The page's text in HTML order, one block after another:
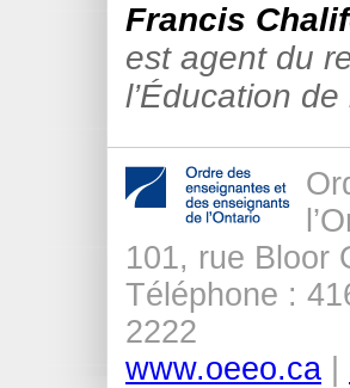
Francis
est agent du
l’Éducation
101, rue Bloor
Téléphone :
2222
www.oeeo.ca